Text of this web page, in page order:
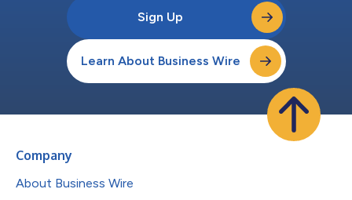
Sign Up
Learn About Business Wire
Company
About Business Wire